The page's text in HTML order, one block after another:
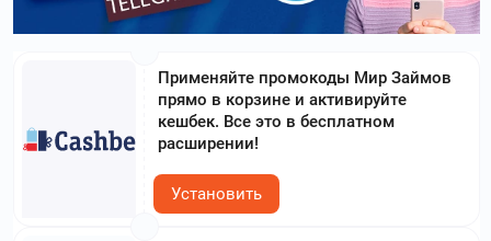
Применяйте промокоды Мир Займов
прямо в корзине и активируйте
кешбек. Все это в бесплатном
расширении!
Установить